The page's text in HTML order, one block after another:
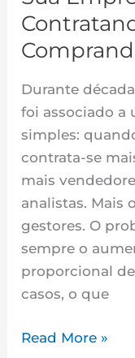
Durante
foi associado a
simples:
contrata-se
mais
analistas. Mais
gestores. O
sempre o
proporcional
casos, o que
Read More »